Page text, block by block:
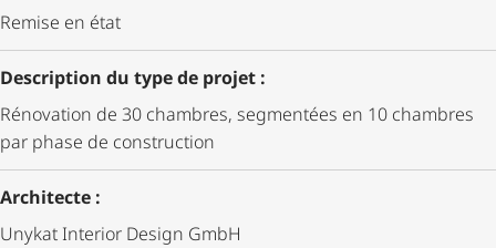
Remise en état
Description du type de projet :
Rénovation de 30 chambres, segmentées en 10 chambres
par phase de construction
Architecte :
Unykat Interior Design GmbH